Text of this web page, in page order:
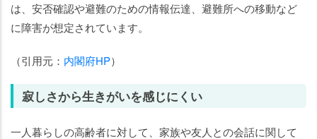
は、安否確認や避難のための情報伝達、避難所への移動など
に障害が想定されています。
（引用元： 内閣府HP）
寂しさから生きがいを感じにくい
一人暮らしの高齢者に対して、家族や友人との会話に関して